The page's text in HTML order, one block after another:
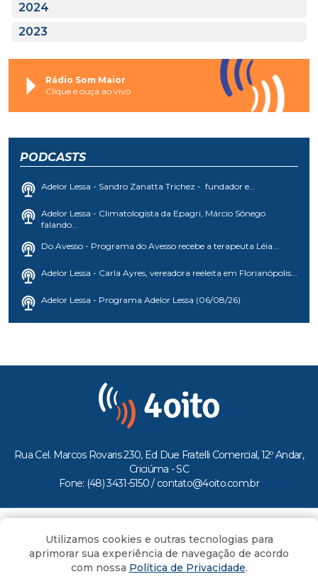
2024
2023
Rádio Som Maior
Clique e ouça ao vivo
PODCASTS
Adelor Lessa - Sandro Zanatta Trichez - fundador e...
Adelor Lessa - Climatologista da Epagri, Márcio Sônego
falando...
Do Avesso - Programa do Avesso recebe a terapeuta Léia...
Adelor Lessa - Carla Ayres, vereadora reeleita em Florianópolis...
Adelor Lessa - Programa Adelor Lessa (06/08/26)
Rua Cel. Marcos Rovaris 230, Ed Due Fratelli Comercial, 12º Andar,
Criciúma - SC
Fone: (48) 3431-5150 / contato@4oito.com.br
Todos os direitos reservados ao Portal 4oito
Utilizamos cookies e outras tecnologias para
aprimorar sua experiência de navegação de acordo
com nossa Política de Privacidade.